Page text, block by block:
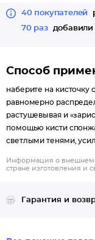
40 покупателей
70 раз
Способ
наберите на
равномерно
растушевывая и
помощью кисти
светлыми тенями,
Информация о внешнем
стране изготовления и
Гарантия и